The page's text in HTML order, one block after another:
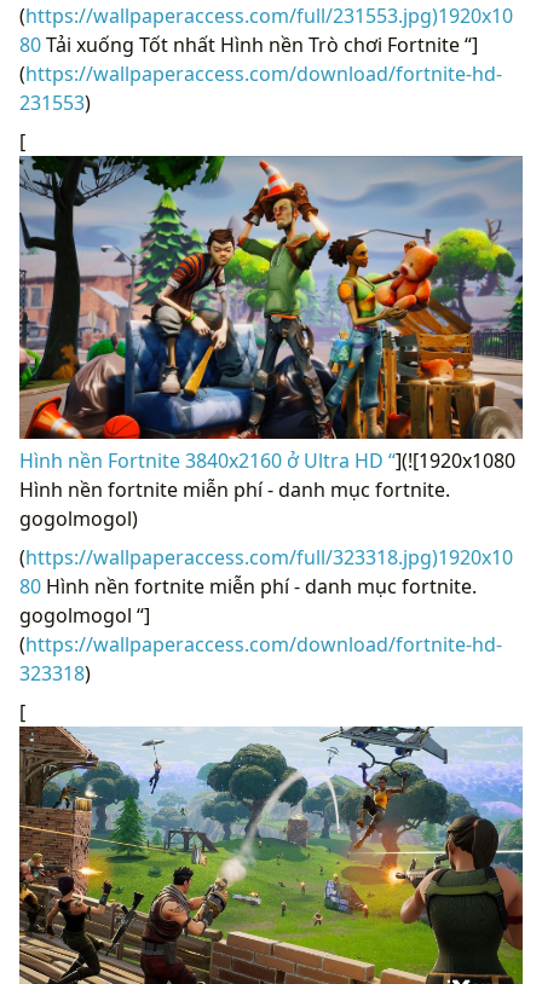
(https://wallpaperaccess.com/full/231553.jpg)1920x10
80Tải xuống Tốt nhất Hình nền Trò chơi Fortnite “]
(https://wallpaperaccess.com/download/fortnite-hd-
231553)
[
Hình nền Fortnite 3840x2160 ở Ultra HD “](![1920x1080
Hình nền fortnite miễn phí - danh mục fortnite.
gogolmogol)
(https://wallpaperaccess.com/full/323318.jpg)1920x10
80 Hình nền fortnite miễn phí - danh mục fortnite.
gogolmogol “]
(https://wallpaperaccess.com/download/fortnite-hd-
323318)
[